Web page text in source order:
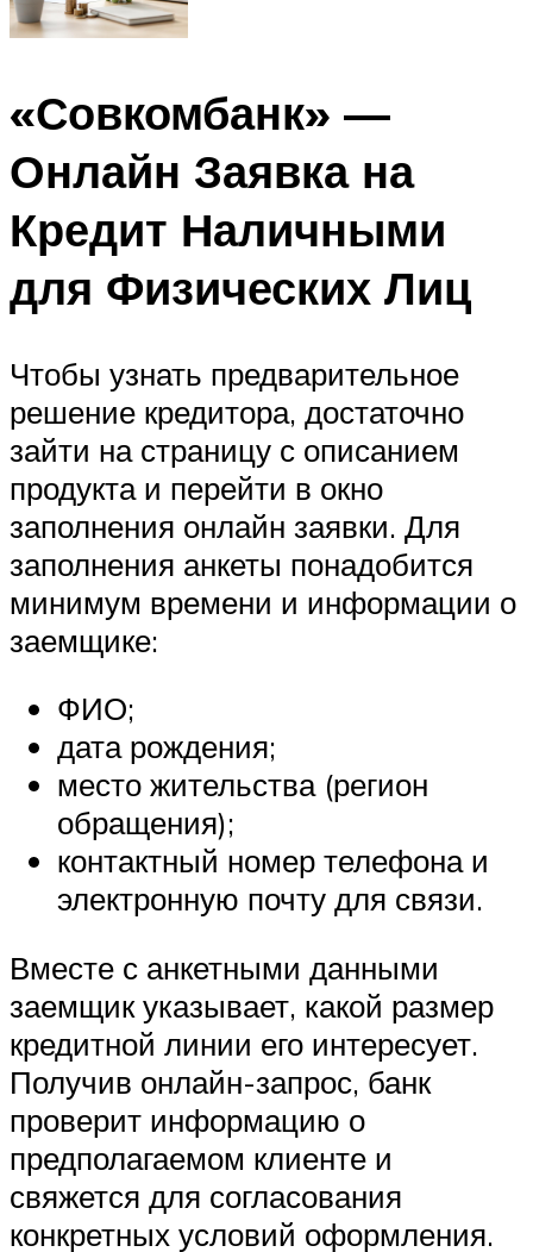
«Совкомбанк» —
Онлайн Заявка на
Кредит Наличными
для Физических Лиц
Чтобы узнать предварительное
решение кредитора, достаточно
зайти на страницу с описанием
продукта и перейти в окно
заполнения онлайн заявки. Для
заполнения анкеты понадобится
минимум времени и информации о
заемщике:
ФИО;
дата рождения;
место жительства (регион
обращения);
контактный номер телефона и
электронную почту для связи.
Вместе с анкетными данными
заемщик указывает, какой размер
кредитной линии его интересует.
Получив онлайн-запрос, банк
проверит информацию о
предполагаемом клиенте и
свяжется для согласования
конкретных условий оформления.